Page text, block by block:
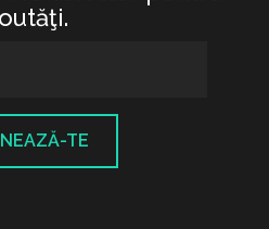
TE